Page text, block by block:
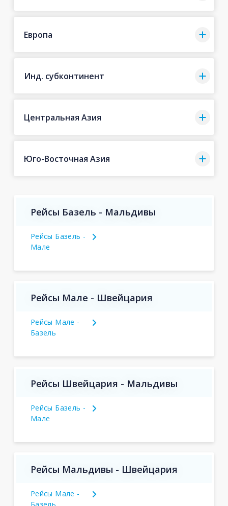
Европа
Инд. субконтинент
Центральная Азия
Юго-Восточная Азия
Рейсы Базель - Мальдивы
Рейсы Базель -
Мале
Рейсы Мале - Швейцария
Рейсы Мале -
Базель
Рейсы Швейцария - Мальдивы
Рейсы Базель -
Мале
Рейсы Мальдивы - Швейцария
Рейсы Мале -